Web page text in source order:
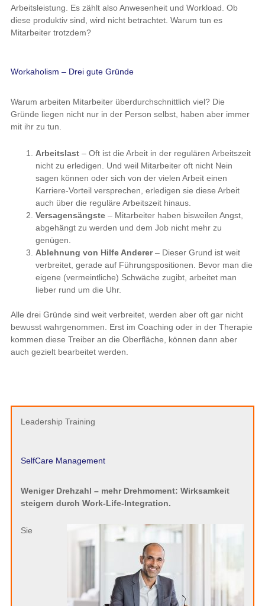
Arbeitsleistung. Es zählt also Anwesenheit und Workload. Ob
diese produktiv sind, wird nicht betrachtet. Warum tun es
Mitarbeiter trotzdem?
Workaholism – Drei gute Gründe
Warum arbeiten Mitarbeiter überdurchschnittlich viel? Die
Gründe liegen nicht nur in der Person selbst, haben aber immer
mit ihr zu tun.
Arbeitslast– Oft ist die Arbeit in der regulären Arbeitszeit
nicht zu erledigen. Und weil Mitarbeiter oft nicht Nein
sagen können oder sich von der vielen Arbeit einen
Karriere-Vorteil versprechen, erledigen sie diese Arbeit
auch über die reguläre Arbeitszeit hinaus.
Versagensängste– Mitarbeiter haben bisweilen Angst,
abgehängt zu werden und dem Job nicht mehr zu
genügen.
Ablehnung von Hilfe Anderer– Dieser Grund ist weit
verbreitet, gerade auf Führungspositionen. Bevor man die
eigene (vermeintliche) Schwäche zugibt, arbeitet man
lieber rund um die Uhr.
Alle drei Gründe sind weit verbreitet, werden aber oft gar nicht
bewusst wahrgenommen. Erst im Coaching oder in der Therapie
kommen diese Treiber an die Oberfläche, können dann aber
auch gezielt bearbeitet werden.
Leadership Training
SelfCare Management
Weniger Drehzahl – mehr Drehmoment: Wirksamkeit
steigern durch Work-Life-Integration.
Sie